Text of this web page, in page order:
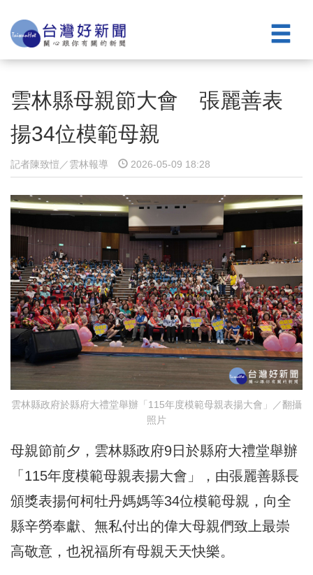
雲林縣母親節大會 張麗善表
揚34位模範母親
記者陳致愷／雲林報導 2026-05-09 18:28
雲林縣政府於縣府大禮堂舉辦「115年度模範母親表揚大會」／翻攝
照片
母親節前夕，雲林縣政府9日於縣府大禮堂舉辦
「115年度模範母親表揚大會」，由張麗善縣長
頒獎表揚何柯牡丹媽媽等34位模範母親，向全
縣辛勞奉獻、無私付出的偉大母親們致上最崇
高敬意，也祝福所有母親天天快樂。